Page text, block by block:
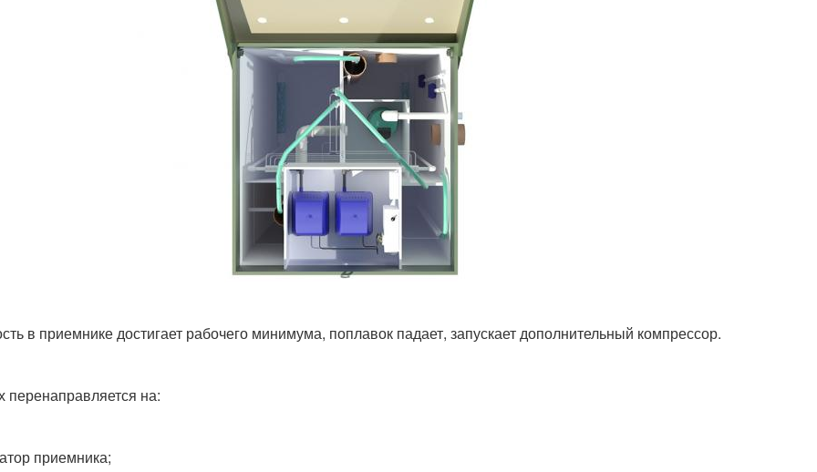
в приемнике достигает рабочего минимума, поплавок падает, запускает дополнительный компрессор.
перенаправляется на:
приемника;